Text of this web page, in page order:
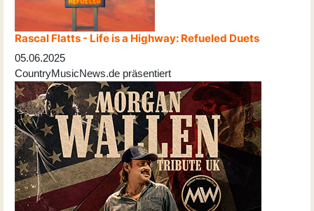
Rascal Flatts - Life is a Highway: Refueled Duets
05.06.2025
CountryMusicNews.de präsentiert